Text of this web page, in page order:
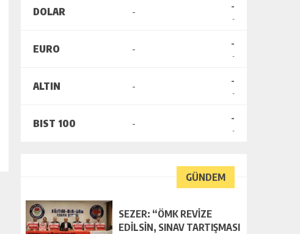
DOLAR - -
-
EURO - -
-
ALTIN - -
-
BIST 100 - -
-
GÜNDEM
SEZER: “ÖMK REVİZE
EDİLSİN, SINAV TARTIŞMASI